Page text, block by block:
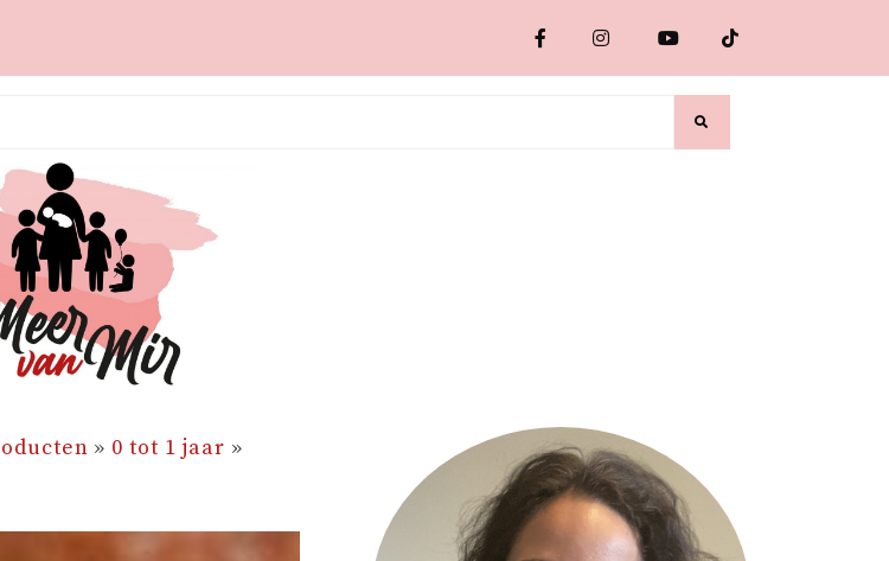
» 0 tot 1 jaar »